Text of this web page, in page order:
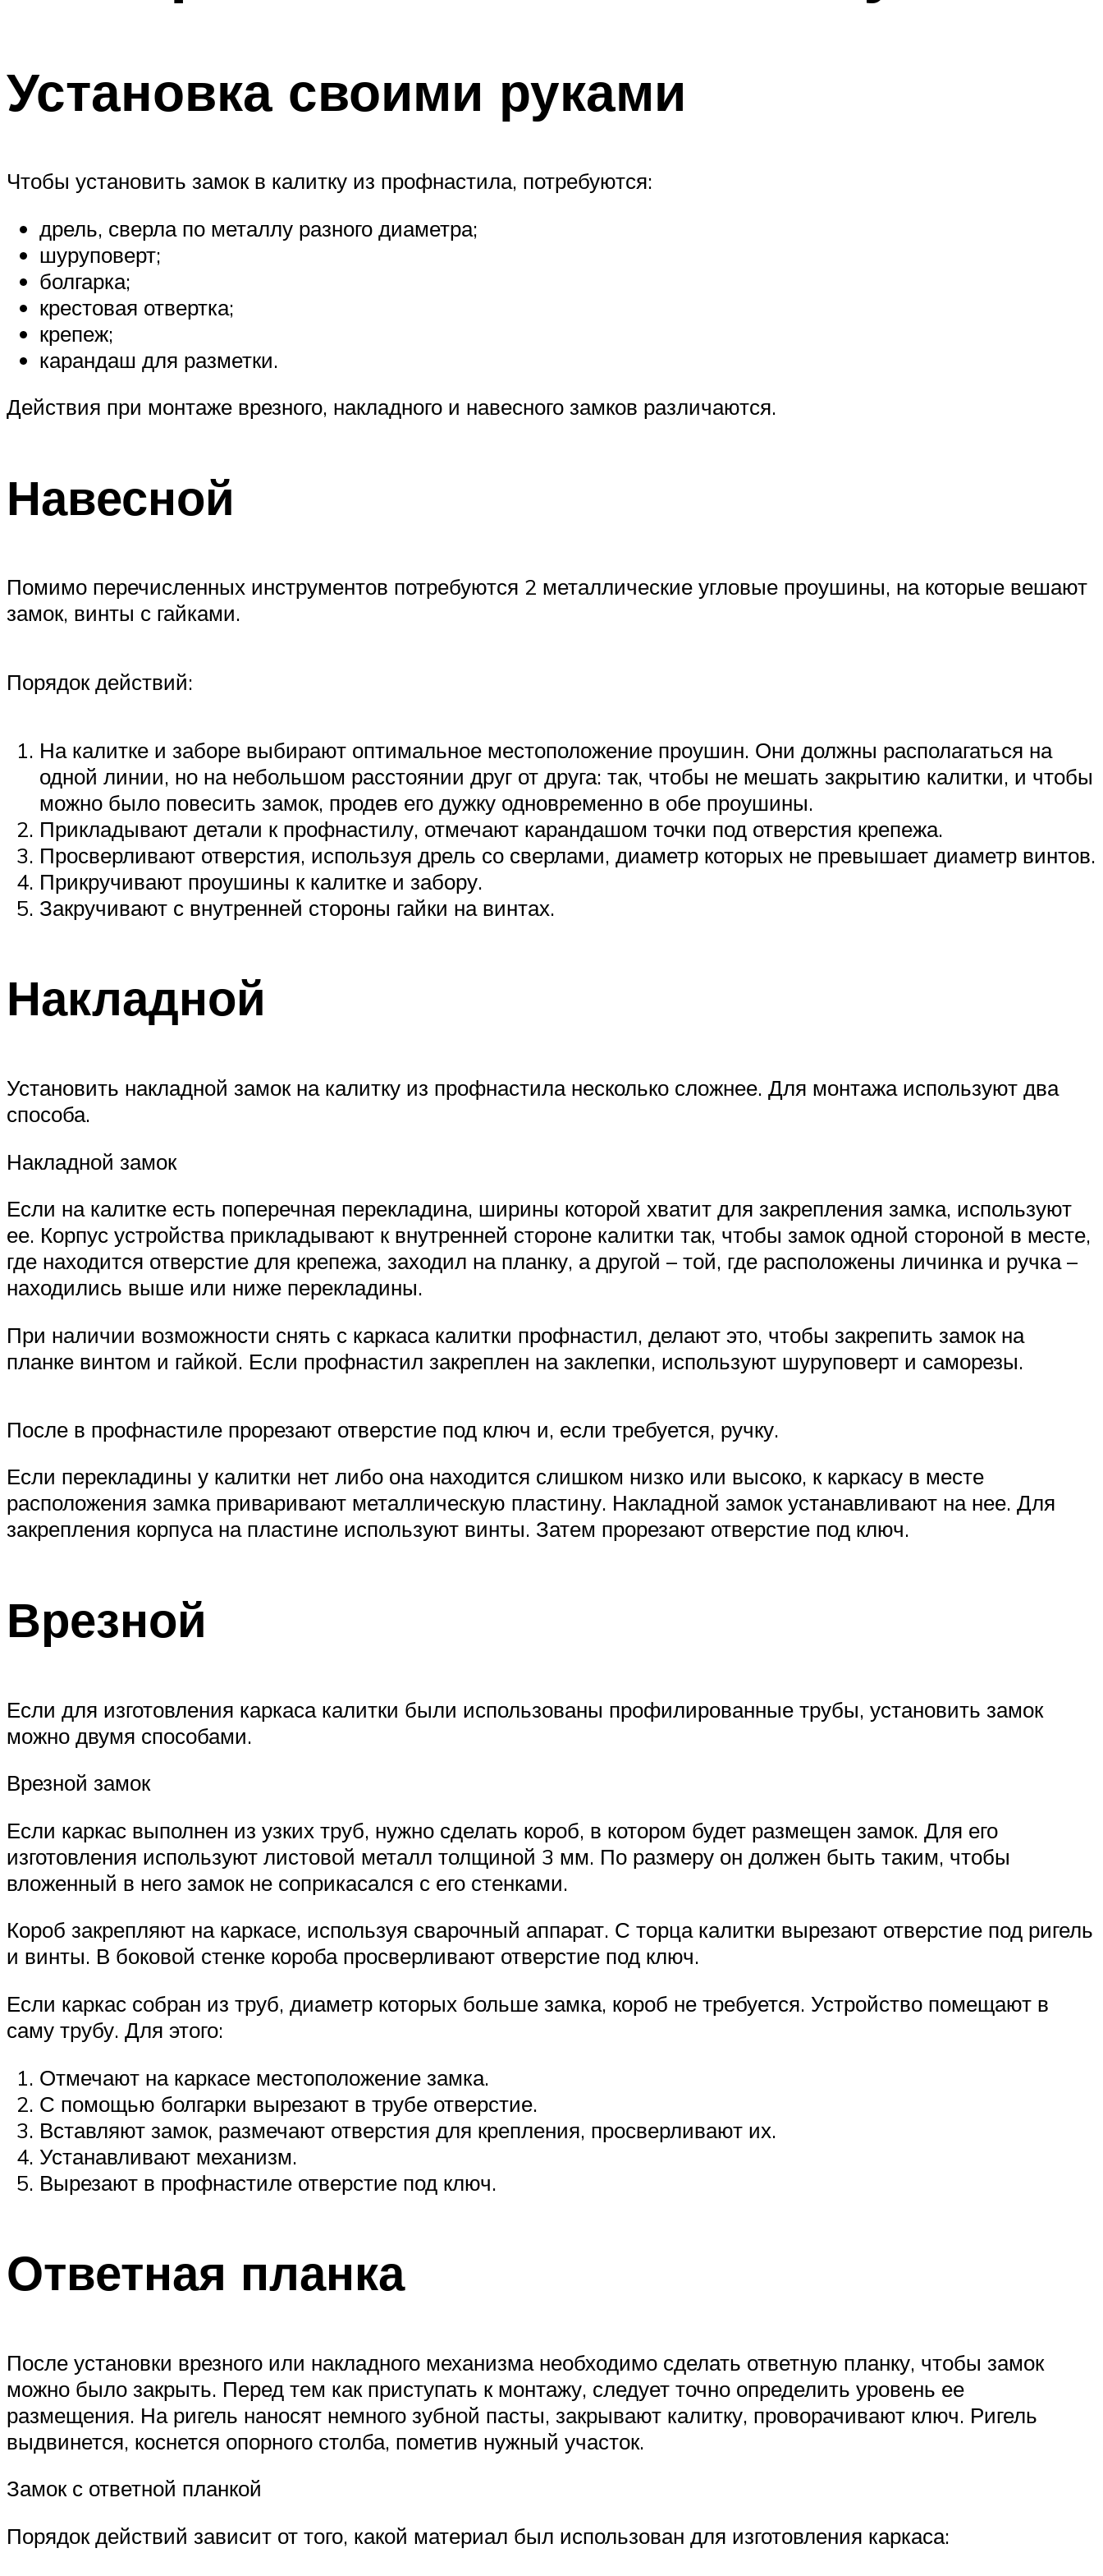
Установка своими руками
Чтобы установить замок в калитку из профнастила, потребуются:
дрель, сверла по металлу разного диаметра;
шуруповерт;
болгарка;
крестовая отвертка;
крепеж;
карандаш для разметки.
Действия при монтаже врезного, накладного и навесного замков различаются.
Навесной
Помимо перечисленных инструментов потребуются 2 металлические угловые проушины, на которые вешают
замок, винты с гайками.
Порядок действий:
На калитке и заборе выбирают оптимальное местоположение проушин. Они должны располагаться на
одной линии, но на небольшом расстоянии друг от друга: так, чтобы не мешать закрытию калитки, и чтобы
можно было повесить замок, продев его дужку одновременно в обе проушины.
Прикладывают детали к профнастилу, отмечают карандашом точки под отверстия крепежа.
Просверливают отверстия, используя дрель со сверлами, диаметр которых не превышает диаметр винтов.
Прикручивают проушины к калитке и забору.
Закручивают с внутренней стороны гайки на винтах.
Накладной
Установить накладной замок на калитку из профнастила несколько сложнее. Для монтажа используют два
способа.
Накладной замок
Если на калитке есть поперечная перекладина, ширины которой хватит для закрепления замка, используют
ее. Корпус устройства прикладывают к внутренней стороне калитки так, чтобы замок одной стороной в месте,
где находится отверстие для крепежа, заходил на планку, а другой – той, где расположены личинка и ручка –
находились выше или ниже перекладины.
При наличии возможности снять с каркаса калитки профнастил, делают это, чтобы закрепить замок на
планке винтом и гайкой. Если профнастил закреплен на заклепки, используют шуруповерт и саморезы.
После в профнастиле прорезают отверстие под ключ и, если требуется, ручку.
Если перекладины у калитки нет либо она находится слишком низко или высоко, к каркасу в месте
расположения замка приваривают металлическую пластину. Накладной замок устанавливают на нее. Для
закрепления корпуса на пластине используют винты. Затем прорезают отверстие под ключ.
Врезной
Если для изготовления каркаса калитки были использованы профилированные трубы, установить замок
можно двумя способами.
Врезной замок
Если каркас выполнен из узких труб, нужно сделать короб, в котором будет размещен замок. Для его
изготовления используют листовой металл толщиной 3 мм. По размеру он должен быть таким, чтобы
вложенный в него замок не соприкасался с его стенками.
Короб закрепляют на каркасе, используя сварочный аппарат. С торца калитки вырезают отверстие под ригель
и винты. В боковой стенке короба просверливают отверстие под ключ.
Если каркас собран из труб, диаметр которых больше замка, короб не требуется. Устройство помещают в
саму трубу. Для этого:
Отмечают на каркасе местоположение замка.
С помощью болгарки вырезают в трубе отверстие.
Вставляют замок, размечают отверстия для крепления, просверливают их.
Устанавливают механизм.
Вырезают в профнастиле отверстие под ключ.
Ответная планка
После установки врезного или накладного механизма необходимо сделать ответную планку, чтобы замок
можно было закрыть. Перед тем как приступать к монтажу, следует точно определить уровень ее
размещения. На ригель наносят немного зубной пасты, закрывают калитку, проворачивают ключ. Ригель
выдвинется, коснется опорного столба, пометив нужный участок.
Замок с ответной планкой
Порядок действий зависит от того, какой материал был использован для изготовления каркаса: